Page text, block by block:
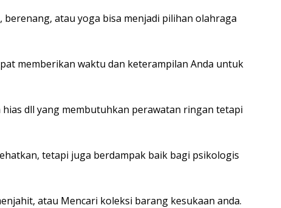
atau yoga bisa menjadi pilihan olahraga
memberikan waktu dan keterampilan Anda untuk
dll yang membutuhkan perawatan ringan tetapi
tetapi juga berdampak baik bagi psikologis
atau Mencari koleksi barang kesukaan anda.